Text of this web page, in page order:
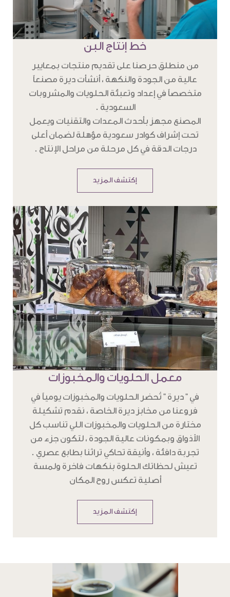
خط إنتاج البن
من منطلق حرصنا على تقديم منتجات بمعايير
عالية من الجودة والنكهة ، أنشأت ديرة مصنعاً
متخصصاً في إعداد وتعبئة الحلويات والمشروبات
السعودية .
المصنع مجهز بأحدث المعدات والتقنيات ويعمل
تحت إشراف كوادر سعودية مؤهلة لضمان أعلى
درجات الدقة في كل مرحلة من مراحل الإنتاج .
إكتشف المزيد
معمل الحلويات والمخبوزات
في " ديرة " تُحضر الحلويات والمخبوزات يومياً في
فروعنا من مخابز ديرة الخاصة ، نقدم تشكيلة
مختارة من الحلويات والمخبوزات اللي تناسب كل
الأذواق وبمكونات عالية الجودة ، لتكون جزء من
تجربة دافئة ، وأنيقة تحاكي تراثنا بطابع عصري .
تعيش لحظاتك الحلوة بنكهات فاخرة ولمسة
أصلية تعكس روح المكان
إكتشف المزيد